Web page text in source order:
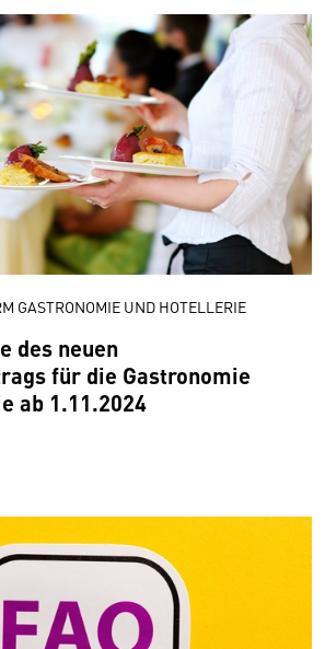
GASTRONOMIE UND HOTELLERIE
des neuen
für die Gastronomie
ab 1.11.2024